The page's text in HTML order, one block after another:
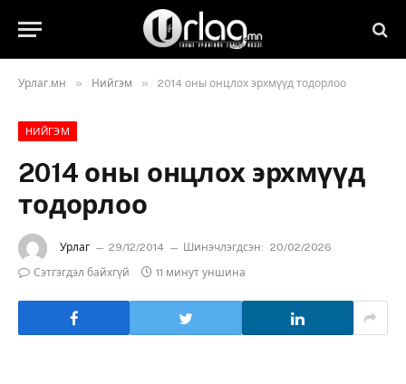
Урлаг.мн » Нийгэм » 2014 оны онцлох эрхмүүд тодорлоо
НИЙГЭМ
2014 оны онцлох эрхмүүд
тодорлоо
Урлаг 29/12/2014 Шинэчлэгдсэн: 20/02/2026
Сэтгэгдэл байхгүй
11 минут уншина